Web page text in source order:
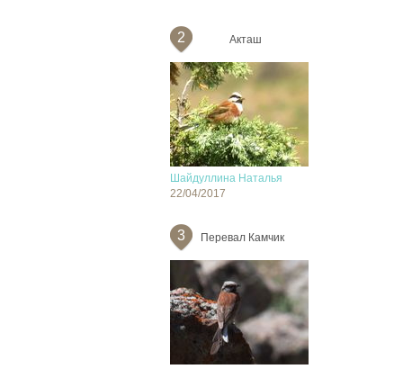
2 Акташ
Шайдуллина Наталья
22/04/2017
3 Перевал Камчик